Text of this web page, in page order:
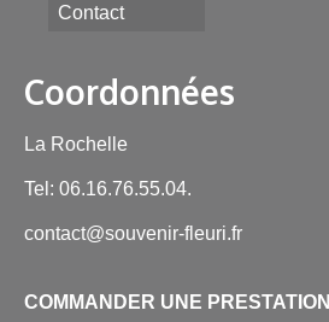
Contact
Coordonnées
La Rochelle
Tel: 06.16.76.55.04.
contact@souvenir-fleuri.fr
COMMANDER UNE PRESTATION